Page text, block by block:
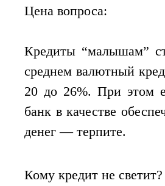
Цена вопроса:
Кредиты “малышам”
среднем валютный
20 до 26%. При этом
банк в качестве
денег — терпите.
Кому кредит не светит?